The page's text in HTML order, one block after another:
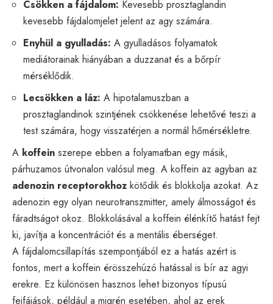
Csökken a fájdalom: Kevesebb prosztaglandin
kevesebb fájdalomjelet jelent az agy számára.
Enyhül a gyulladás: A gyulladásos folyamatok
mediátorainak hiányában a duzzanat és a bőrpír
mérséklődik.
Lecsökken a láz: A hipotalamuszban a
prosztaglandinok szintjének csökkenése lehetővé teszi a
test számára, hogy visszatérjen a normál hőmérsékletre.
A koffein szerepe ebben a folyamatban egy másik,
párhuzamos útvonalon valósul meg. A koffein az agyban az
adenozin receptorokhoz kötődik és blokkolja azokat. Az
adenozin egy olyan neurotranszmitter, amely álmosságot és
fáradtságot okoz. Blokkolásával a koffein élénkítő hatást fejt
ki, javítja a koncentrációt és a mentális éberséget.
A fájdalomcsillapítás szempontjából ez a hatás azért is
fontos, mert a koffein érösszehúzó hatással is bír az agyi
erekre. Ez különösen hasznos lehet bizonyos típusú
fejfájások, például a migrén esetében, ahol az erek